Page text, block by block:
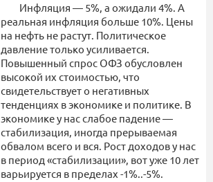
Инфляция — 5%, а ожидали 4%. А
реальная инфляция больше 10%. Цены
на нефть не растут. Политическое
давление только усиливается.
Повышенный спрос ОФЗ обусловлен
высокой их стоимостью, что
свидетельствует о негативных
тенденциях в экономике и политике. В
экономике у нас слабое падение —
стабилизация, иногда прерываемая
обвалом всего и вся. Рост доходов у нас
в период «стабилизации», вот уже 10 лет
варьируется в пределах -1%..-5%.